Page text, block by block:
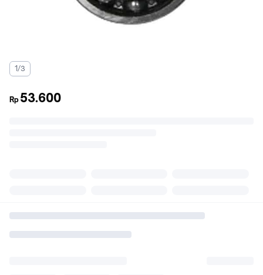
1/3
Rp 53.600